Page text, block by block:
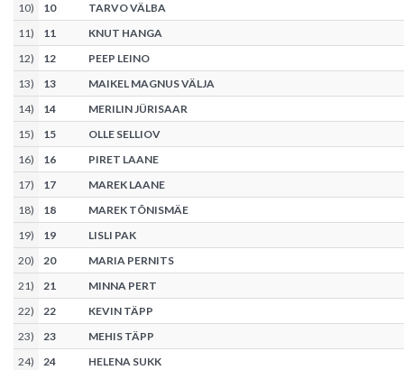
10) 10
TARVO VÄLBA
11) 11
KNUT HANGA
12) 12
PEEP LEINO
13) 13
MAIKEL MAGNUS VÄLJA
14) 14
MERILIN JÜRISAAR
15) 15
OLLE SELLIOV
16) 16
PIRET LAANE
17) 17
MAREK LAANE
18) 18
MAREK TÕNISMÄE
19) 19
LISLI PAK
20) 20
MARIA PERNITS
21) 21
MINNA PERT
22) 22
KEVIN TÄPP
23) 23
MEHIS TÄPP
24) 24
HELENA SUKK